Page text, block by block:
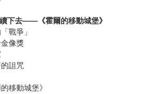
下去——《霍爾的移動城堡》
戰爭」
像獎
詛咒
移動城堡》